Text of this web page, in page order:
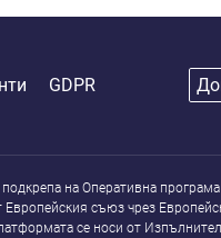
GDPR
на Оперативна
съюз чрез
се носи от